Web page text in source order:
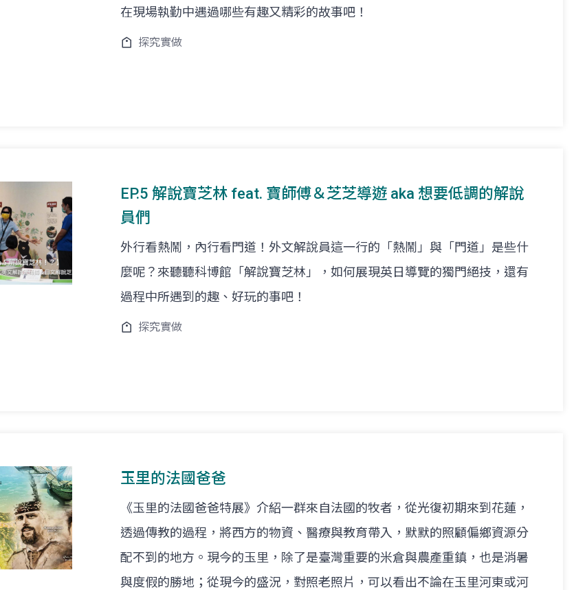
在現場執勤中遇過哪些有趣又精彩的故事吧！
探究實做
EP.5 解說寶芝林 feat. 寶師傅＆芝芝導遊 aka 想要低調的解說
員們
外行看熱鬧，內行看門道！外文解說員這一行的「熱鬧」與「門道」是些什
麼呢？來聽聽科博館「解說寶芝林」，如何展現英日導覽的獨門絕技，還有
過程中所遇到的趣、好玩的事吧！
探究實做
玉里的法國爸爸
《玉里的法國爸爸特展》介紹一群來自法國的牧者，從光復初期來到花蓮，
透過傳教的過程，將西方的物資、醫療與教育帶入，默默的照顧偏鄉資源分
配不到的地方。現今的玉里，除了是臺灣重要的米倉與農產重鎮，也是消暑
與度假的勝地；從現今的盛況，對照老照片，可以看出不論在玉里河東或河